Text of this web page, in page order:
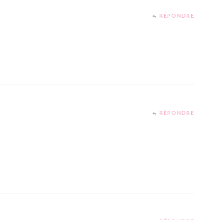
RÉPONDRE
RÉPONDRE